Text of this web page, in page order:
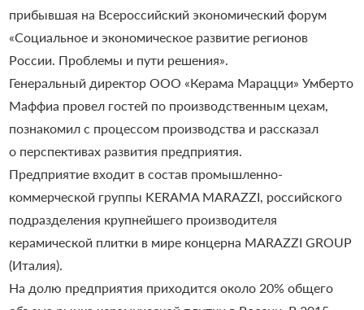
прибывшая на Всероссийский экономический форум
«Социальное и экономическое развитие регионов
России. Проблемы и пути решения».
Генеральный директор ООО «Керама Марацци» Умберто
Маффиа провел гостей по производственным цехам,
познакомил с процессом производства и рассказал
о перспективах развития предприятия.
Предприятие входит в состав промышленно-
коммерческой группы KERAMA MARAZZI, российского
подразделения крупнейшего производителя
керамической плитки в мире концерна МARAZZI GROUP
(Италия).
На долю предприятия приходится около 20% общего